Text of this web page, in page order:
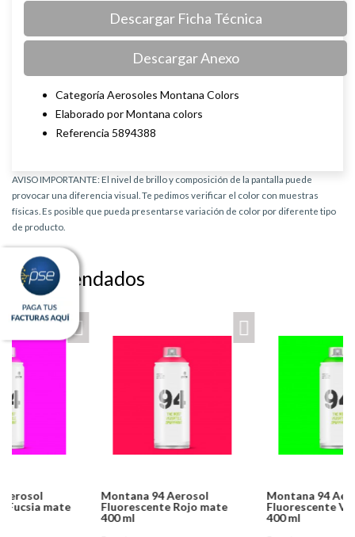
Descargar Ficha Técnica
Descargar Anexo
Categoría Aerosoles Montana Colors
Elaborado por Montana colors
Referencia 5894388
AVISO IMPORTANTE: El nivel de brillo y composición de la pantalla puede
provocar una diferencia visual. Te pedimos verificar el color con muestras
físicas. Es posible que pueda presentarse variación de color por diferente tipo
de producto.
Recomendados
Montana 94 Aerosol
Fluorescente Rojo mate
Montana 94 Aerosol
Fluorescente Verde mate